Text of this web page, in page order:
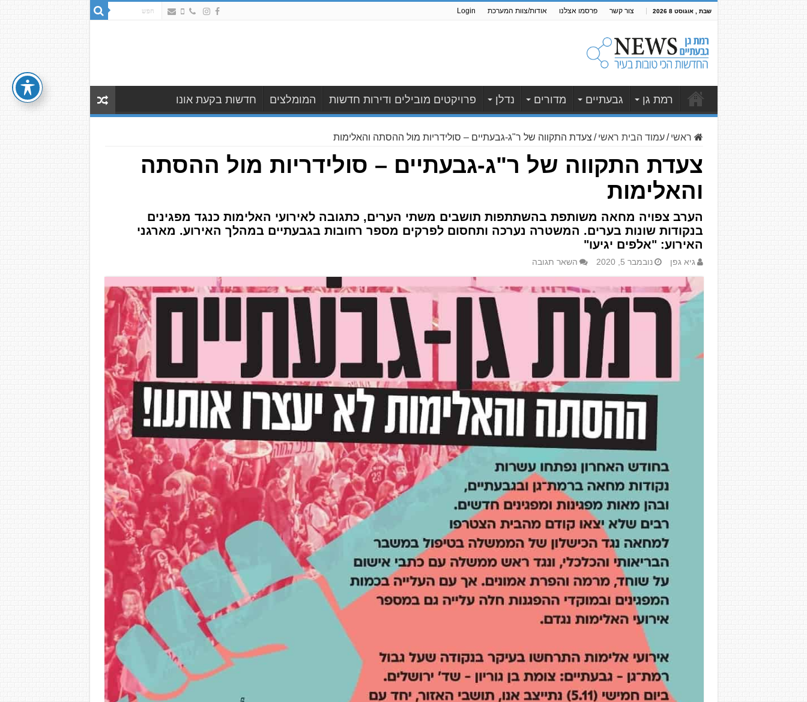
שבת , אוגוסט 8 2026 צור קשר פרסמו אצלנו אודות/צוות המערכת Login
רמת גן גבעתיים מדורים נדלן פרויקטים מובילים ודירות חדשות המומלצים חדשות בקעת אונו
ראשי / עמוד הבית ראשי / צעדת התקווה של ר"ג-גבעתיים – סולידריות מול ההסתה והאלימות
צעדת התקווה של ר"ג-גבעתיים – סולידריות מול ההסתה
והאלימות
הערב צפויה מחאה משותפת בהשתתפות תושבים משתי הערים, כתגובה לאירועי האלימות כנגד מפגינים
בנקודות שונות בערים. המשטרה נערכה ותחסום לפרקים מספר רחובות בגבעתיים במהלך האירוע. מארגני
האירוע: "אלפים יגיעו"
גיא גפן נובמבר 5, 2020 השאר תגובה